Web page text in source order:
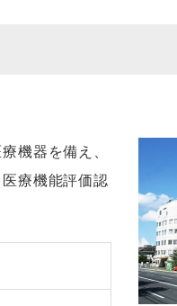
機器を備え、
療機能評価認